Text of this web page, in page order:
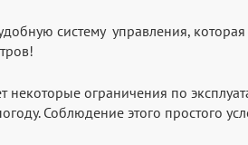
систему управления,
ограничения по
Соблюдение этого простого